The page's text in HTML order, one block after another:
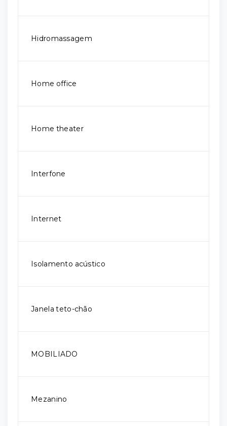
Hidromassagem
Home office
Home theater
Interfone
Internet
Isolamento acústico
Janela teto-chão
MOBILIADO
Mezanino